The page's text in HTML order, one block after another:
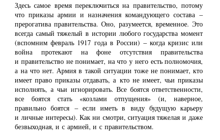
Здесь самое время переключиться на правительство, потому
что приказы армии и назначения командующего состава ‒
прерогатива правительства. Оно, разумеется, временное. Это
всегда самый тяжелый в истории любого государства момент
(вспомним февраль 1917 года в России) ‒ когда кризис или
война протекают на фоне отсутствия правительства
и правительство не понимает, на что у него есть полномочия,
а на что нет. Армия в такой ситуации тоже не понимает, кто
имеет право приказы отдавать, а кто не имеет, чьи приказы
исполнять, а чьи игнорировать. Все боятся ответственности,
все боятся стать «козлами отпущения» (и, наверное,
правильно боятся ‒ если иметь в виду будущую карьеру
и личные интересы). Как ни смотри, ситуация тяжелая и даже
безвыходная, и с армией, и с правительством.